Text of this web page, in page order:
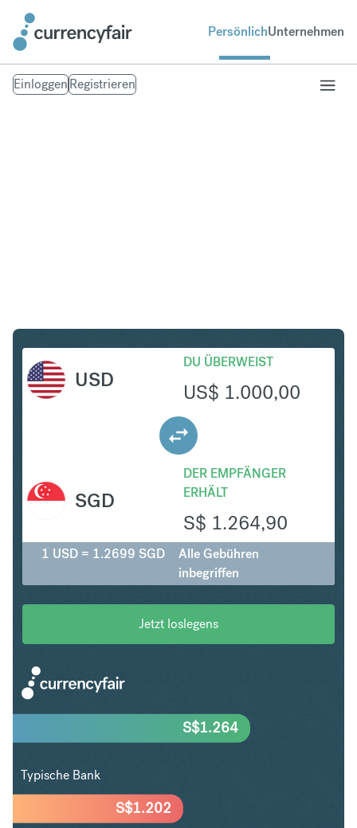
PersönlichUnternehmen
EinloggenRegistrieren
USD
DU ÜBERWEIST
US$ 1.000,00
DER EMPFÄNGER
ERHÄLT
S$ 1.264,90
SGD
1 USD = 1.2699 SGD
Alle Gebühren
inbegriffen
Jetzt loslegens
S$1.202
S$1.264
Typische Bank